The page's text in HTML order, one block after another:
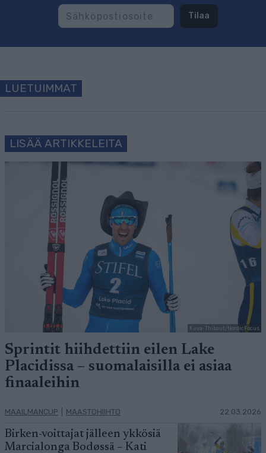
Tilaa
LUETUIMMAT
LISÄÄ ARTIKKELEITA
Kuva: Thibaut/NordicFocus
Sprintit hiihdettiin eilen Lake
Placidissa – suomalaisilla ei asiaa
finaaleihin
MAAILMANCUP MAASTOHIIHTO 22.03.2026
Birken-voittajat jälleen ykkösiä
Marcialonga Bodøssä – Kati